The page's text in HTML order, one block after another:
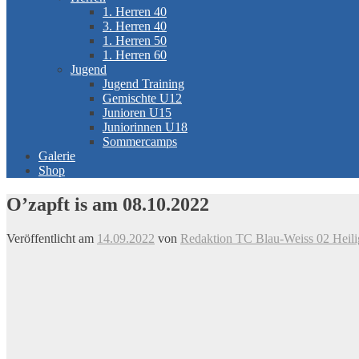
1. Herren 40
3. Herren 40
1. Herren 50
1. Herren 60
Jugend
Jugend Training
Gemischte U12
Junioren U15
Juniorinnen U18
Sommercamps
Galerie
Shop
O’zapft is am 08.10.2022
Veröffentlicht am 14.09.2022 von Redaktion TC Blau-Weiss 02